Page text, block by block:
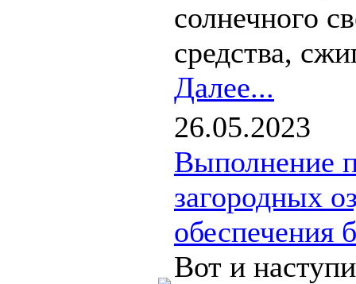
солнечного
средства,
Далее...
26.05.2023
Выполнение
загородных
обеспечения
Вот и